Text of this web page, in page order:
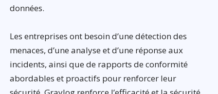
données.
Les entreprises ont besoin d’une détection des
menaces, d’une analyse et d’une réponse aux
incidents, ainsi que de rapports de conformité
abordables et proactifs pour renforcer leur